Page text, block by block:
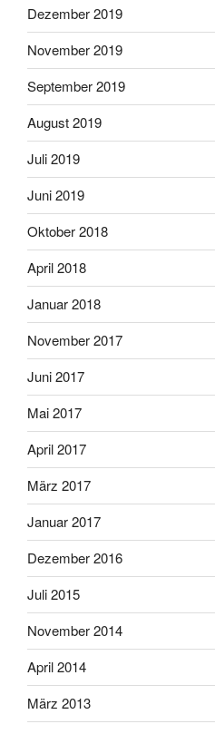
Dezember 2019
November 2019
September 2019
August 2019
Juli 2019
Juni 2019
Oktober 2018
April 2018
Januar 2018
November 2017
Juni 2017
Mai 2017
April 2017
März 2017
Januar 2017
Dezember 2016
Juli 2015
November 2014
April 2014
März 2013